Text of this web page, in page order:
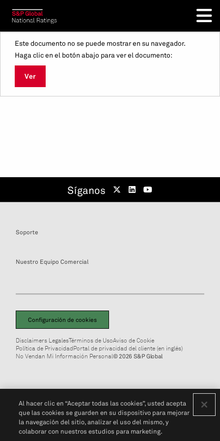
Este documento no se puede mostrar en su navegador.
Haga clic en el botón abajo para ver el documento:
Ver
Síganos
Soporte
Nuestro Equipo Comercial
Configuración de cookies
Disclaimers LegalesTérminos de UsoAviso de Cookie
Política de PrivacidadPortal de privacidad del cliente (en inglés)
No Vendan Mi Información Personal© 2026 S&P Global
Al hacer clic en “Aceptar todas las cookies”, usted acepta
que las cookies se guarden en su dispositivo para mejorar
la navegación del sitio, analizar el uso del mismo, y
colaborar con nuestros estudios para marketing.